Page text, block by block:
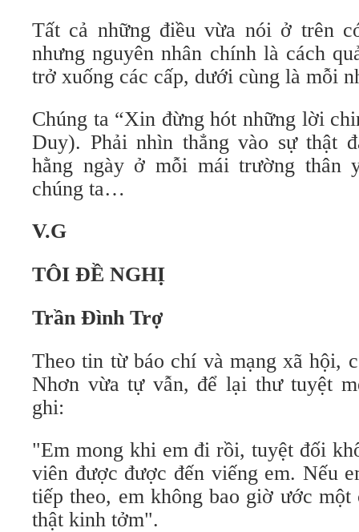
Tất cả những điều vừa nói ở trên
nhưng nguyên nhân chính là cách
trở xuống các cấp, dưới cùng là mỗi
Chúng ta “Xin đừng hót những lời
Duy). Phải nhìn thẳng vào sự thật
hằng ngày ở mỗi mái trường thân
chúng ta…
V.G
TÔI ĐỀ NGHỊ
Trần Đình Trợ
Theo tin từ báo chí và mạng xã hội,
Nhơn vừa tự vẫn, để lại thư tuyệt
ghi:
"Em mong khi em đi rồi, tuyệt đối
viên được được đến viếng em. Nếu
tiếp theo, em không bao giờ ước một
thật kinh tởm".